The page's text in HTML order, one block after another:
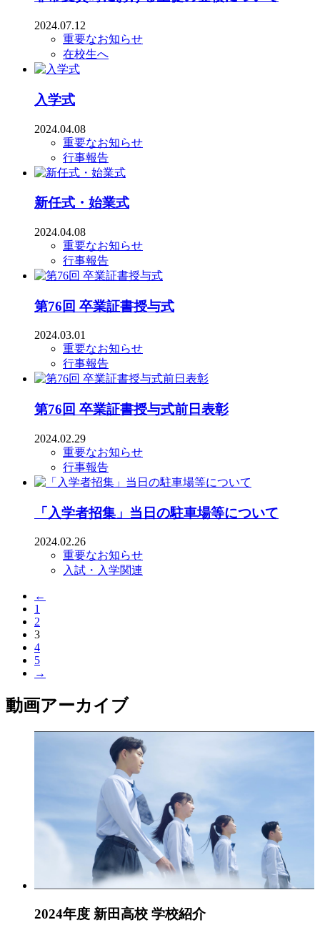
2024.07.12
重要なお知らせ
在校生へ
入学式
2024.04.08
重要なお知らせ
行事報告
新任式・始業式
2024.04.08
重要なお知らせ
行事報告
第76回 卒業証書授与式
2024.03.01
重要なお知らせ
行事報告
第76回 卒業証書授与式前日表彰
2024.02.29
重要なお知らせ
行事報告
「入学者招集」当日の駐車場等について
2024.02.26
重要なお知らせ
入試・入学関連
←
1
2
3
4
5
→
動画アーカイブ
2024年度 新田高校 学校紹介